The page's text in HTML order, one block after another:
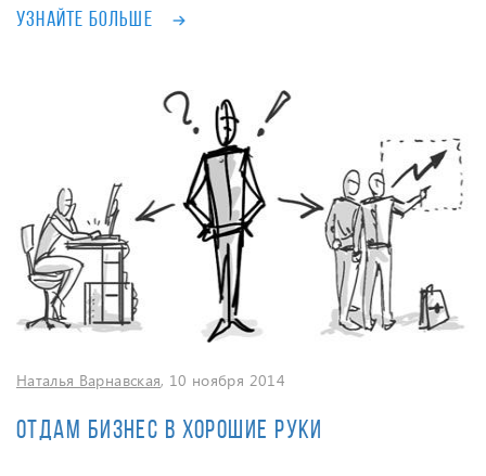
Узнайте больше
Наталья Варнавская, 10 ноября 2014
Отдам бизнес в хорошие руки